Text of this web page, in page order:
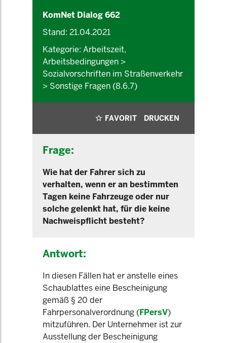
KomNet Dialog 662
Stand: 21.04.2021
Kategorie: Arbeitszeit,
Arbeitsbedingungen >
Sozialvorschriften im Straßenverkehr
> Sonstige Fragen (8.6.7)
FAVORIT DRUCKEN
Frage:
Wie hat der Fahrer sich zu
verhalten, wenn er an bestimmten
Tagen keine Fahrzeuge oder nur
solche gelenkt hat, für die keine
Nachweispflicht besteht?
Antwort:
In diesen Fällen hat er anstelle eines
Schaublattes eine Bescheinigung
gemäß § 20 der
Fahrpersonalverordnung (FPersV)
mitzuführen. Der Unternehmer ist zur
Ausstellung der Bescheinigung